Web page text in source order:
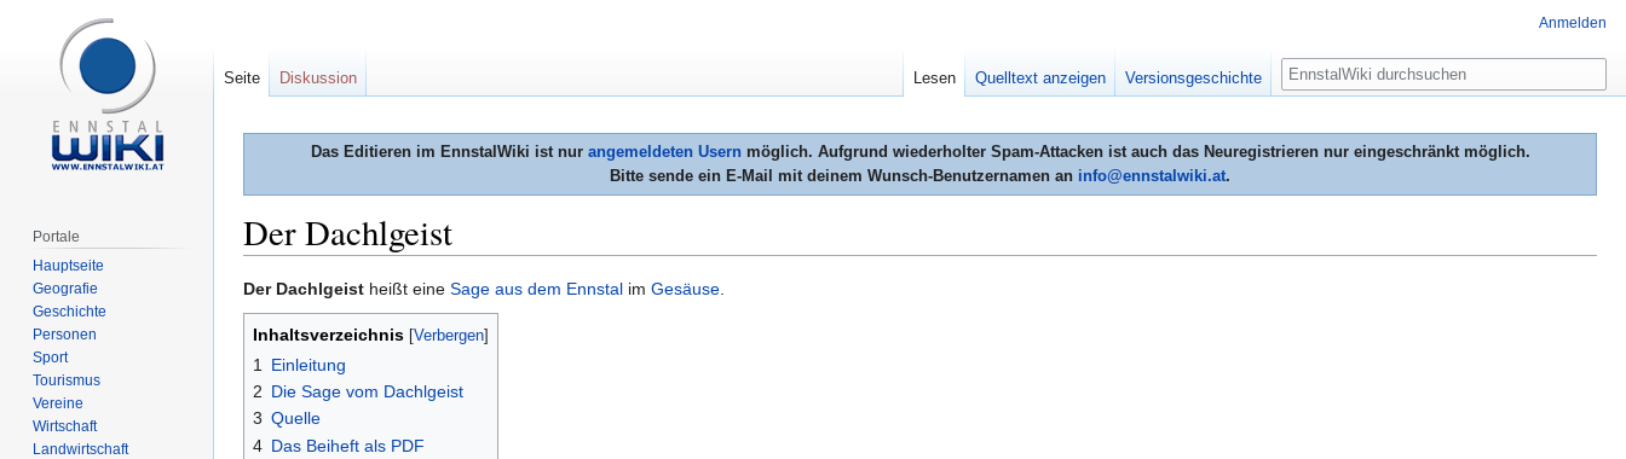
Das Editieren im EnnstalWiki ist nur angemeldeten Usernmöglich. Aufgrund wiederholter Spam-Attacken ist auch das Neuregistrieren nur eingeschränkt möglich.
Bitte sende ein E-Mail mit deinem Wunsch-Benutzernamen an info@ennstalwiki.at.
Der Dachlgeist
Zur
Navigation
springen
Zur
Suche
springen
Der Dachlgeist heißt eine Sage aus dem Ennstal im Gesäuse.
Inhaltsverzeichnis
1
Einleitung
2
Die Sage vom Dachlgeist
3 Quelle
4 Das Beiheft als PDF
Anmelden
Seite Diskussion Lesen Quelltext anzeigen Versionsgeschichte
Suche
Portale
Hauptseite
Geografie
Geschichte
Personen
Sport
Tourismus
Vereine
Wirtschaft
Landwirtschaft